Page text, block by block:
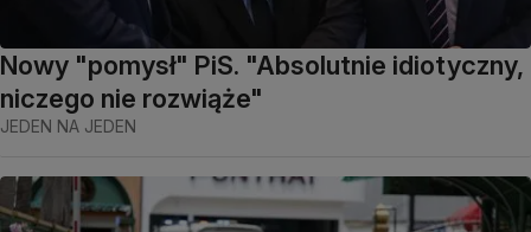
Nowy "pomysł" PiS. "Absolutnie idiotyczny,
niczego nie rozwiąże"
JEDEN NA JEDEN